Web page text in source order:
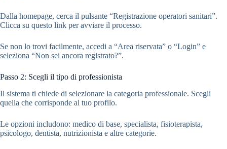
Dalla homepage, cerca il pulsante “Registrazione operatori sanitari”.
Clicca su questo link per avviare il processo.
Se non lo trovi facilmente, accedi a “Area riservata” o “Login” e
seleziona “Non sei ancora registrato?”.
Passo 2: Scegli il tipo di professionista
Il sistema ti chiede di selezionare la categoria professionale. Scegli
quella che corrisponde al tuo profilo.
Le opzioni includono: medico di base, specialista, fisioterapista,
psicologo, dentista, nutrizionista e altre categorie.